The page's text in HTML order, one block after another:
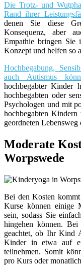
Die Trotz- und
Rand ihrer
denen Sie diese
Konsequenz, aber
Empathie bringen Sie
Konzept und helfen so
Hochbegabung,
auch Autismus
hochbegabter Kinder
hochbegabten oder
Psychologen und mit
hochbegabten
geordneten Lebensweg
Moderate
Worpswede
Bei den Kosten
Kurse können einige
sein, sodass Sie
hingehen können.
geachtet, ob Ihr Kind
Kinder in etwa auf
teilnehmen. Somit
pro Kurs oder